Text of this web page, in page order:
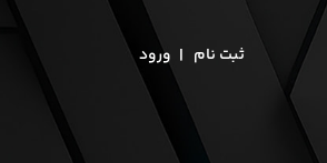
ثبت‌ نام ورود